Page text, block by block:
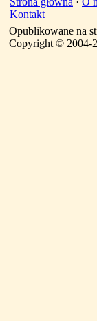
Kontakt
Opublikowane na
Copyright © 2004-